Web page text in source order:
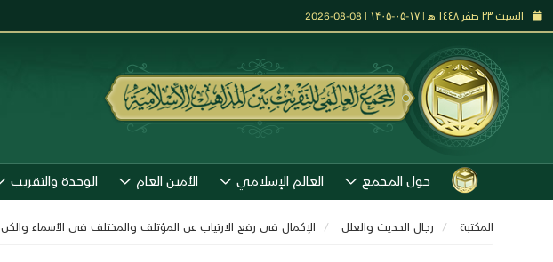
السبت ٢٣ صفر ١٤٤٨ هـ | ۱۷-۰۵-۱۴۰۵ | 08-08-2026
حول المجمع العالم الإسلامي الأمين العام الوحدة والتقريب
المكتبة رجال الحديث والعلل الإكمال في رفع الارتياب عن المؤتلف والمختلف في الأسماء والكن